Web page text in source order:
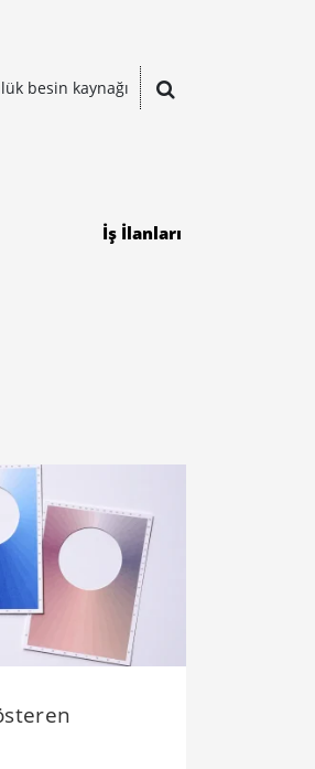
besin kaynağı
İş İlanları